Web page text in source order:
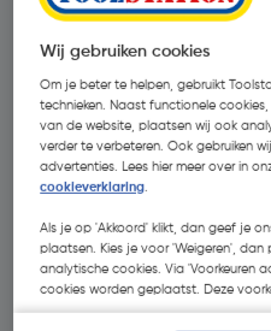
Wij gebruiken cookies
Om je beter te helpen, gebruikt
technieken. Naast functionele
van de website, plaatsen wij ook
verder te verbeteren. Ook gebruiken
advertenties. Lees hier meer over in
cookieverklaring.
Als je op 'Akkoord' klikt, dan geef je
plaatsen. Kies je voor 'Weigeren',
analytische cookies. Via 'Voorkeuren
cookies worden geplaatst. Deze